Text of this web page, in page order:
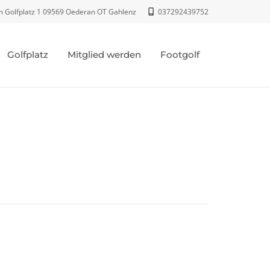
Golfplatz 1 09569 Oederan OT Gahlenz 037292439752
Golfplatz Mitglied werden Footgolf